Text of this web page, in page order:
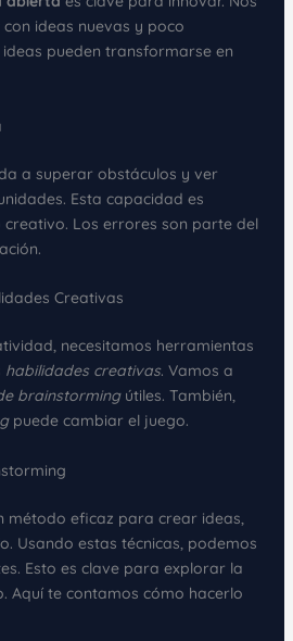
ideas nuevas y poco
ideas pueden transformarse en
a superar obstáculos y ver
Esta capacidad es
creativo. Los errores son parte del
Creativas
necesitamos herramientas
habilidades creativas. Vamos a
brainstormingútiles. También,
puede cambiar el juego.
método eficaz para crear ideas,
Usando estas técnicas, podemos
Esto es clave para explorar la
Aquí te contamos cómo hacerlo